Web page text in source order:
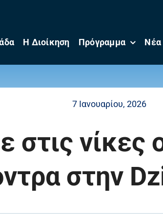
Η Διοίκηση Πρόγραμμα Νέα
7 Ιανουαρίου, 2026
στις νίκες
στην